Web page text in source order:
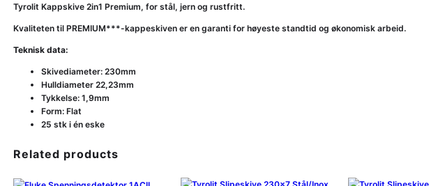
Tyrolit Kappskive 2in1 Premium, for stål, jern og rustfritt.
Kvaliteten til PREMIUM***-kappeskiven er en garanti for høyeste standtid og økonomisk arbeid.
Teknisk data:
Skivediameter: 230mm
Hulldiameter 22,23mm
Tykkelse: 1,9mm
Form: Flat
25 stk i én eske
Related products